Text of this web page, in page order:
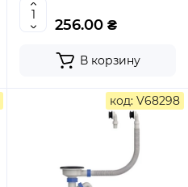
машины, гибким прямоуг.
переливом (MI8192)
256.00 ₴
В корзину
код: V68298